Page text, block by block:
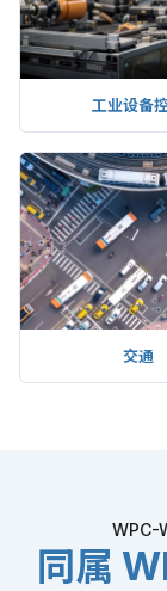
工业设备
交通
WPC-
同属